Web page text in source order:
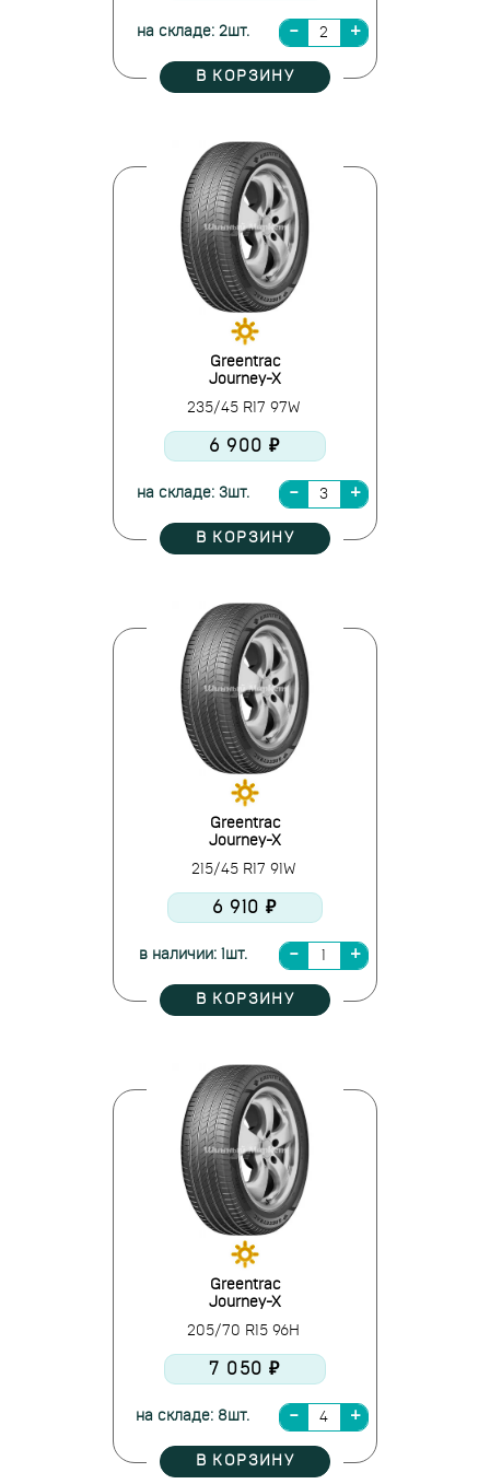
на складе: 2шт.
В КОРЗИНУ
Greentrac
Journey-X
235/45 R17 97W
6 900 ₽
на складе: 3шт.
В КОРЗИНУ
Greentrac
Journey-X
215/45 R17 91W
6 910 ₽
в наличии: 1шт.
В КОРЗИНУ
Greentrac
Journey-X
205/70 R15 96H
7 050 ₽
на складе: 8шт.
В КОРЗИНУ